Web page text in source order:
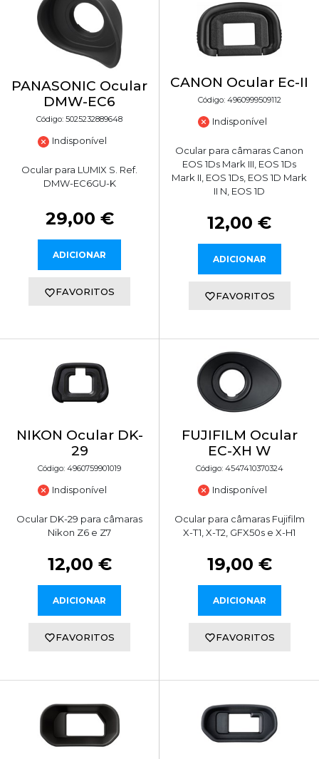
PANASONIC Ocular
DMW-EC6
Código: 5025232889648
Indisponível
Ocular para LUMIX S. Ref.
DMW-EC6GU-K
29,00 €
ADICIONAR
FAVORITOS
CANON Ocular Ec-II
Código: 4960999509112
Indisponível
Ocular para câmaras Canon
EOS 1Ds Mark III, EOS 1Ds
Mark II, EOS 1Ds, EOS 1D Mark
II N, EOS 1D
12,00 €
ADICIONAR
FAVORITOS
NIKON Ocular DK-
29
Código: 4960759901019
Indisponível
Ocular DK-29 para câmaras
Nikon Z6 e Z7
12,00 €
ADICIONAR
FAVORITOS
FUJIFILM Ocular
EC-XH W
Código: 4547410370324
Indisponível
Ocular para câmaras Fujifilm
X-T1, X-T2, GFX50s e X-H1
19,00 €
ADICIONAR
FAVORITOS